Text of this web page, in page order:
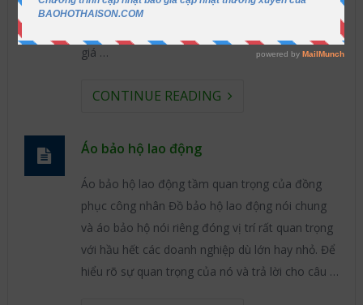
không thua gì các thương hiệu uy tin. Tuy nhiên,
giá …
CONTINUE READING
Áo bảo hộ lao động
Áo bảo hộ lao động tầm quan trọng của đồng
phục công nhân Đồ bảo hộ lao động nói chung
và áo bảo hộ nói riêng đóng vị trí rất quan trọng
với hầu hết các doanh nghiệp dù lớn hay nhỏ. Để
hiểu rõ sự quan trọng của nó và trả lời cho câu …